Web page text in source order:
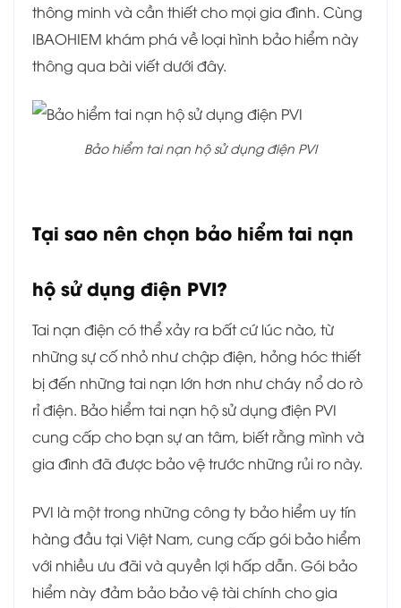
thông minh và cần thiết cho mọi gia đình. Cùng
IBAOHIEM khám phá về loại hình bảo hiểm này
thông qua bài viết dưới đây.
Bảo hiểm tai nạn hộ sử dụng điện PVI
Tại sao nên chọn bảo hiểm tai nạn
hộ sử dụng điện PVI?
Tai nạn điện có thể xảy ra bất cứ lúc nào, từ
những sự cố nhỏ như chập điện, hỏng hóc thiết
bị đến những tai nạn lớn hơn như cháy nổ do rò
rỉ điện. Bảo hiểm tai nạn hộ sử dụng điện PVI
cung cấp cho bạn sự an tâm, biết rằng mình và
gia đình đã được bảo vệ trước những rủi ro này.
PVI là một trong những công ty bảo hiểm uy tín
hàng đầu tại Việt Nam, cung cấp gói bảo hiểm
với nhiều ưu đãi và quyền lợi hấp dẫn. Gói bảo
hiểm này đảm bảo bảo vệ tài chính cho gia